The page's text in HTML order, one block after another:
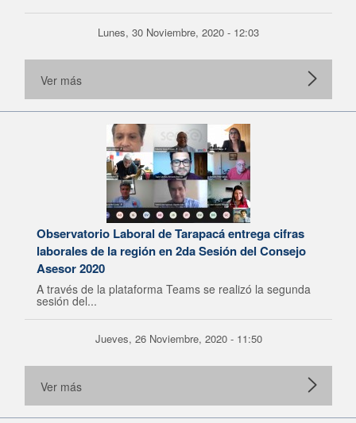
Lunes, 30 Noviembre, 2020 - 12:03
Ver más
Observatorio Laboral de Tarapacá entrega cifras
laborales de la región en 2da Sesión del Consejo
Asesor 2020
A través de la plataforma Teams se realizó la segunda
sesión del...
Jueves, 26 Noviembre, 2020 - 11:50
Ver más